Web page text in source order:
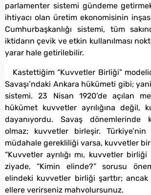
parlamenter sistemi gündeme
ihtiyacı olan üretim ekonomisinin
Cumhurbaşkanlığı sistemi, tüm
iktidarın çevik ve etkin kullanılması
yarar hale getirilebilir.
Kastettiğim “Kuvvetler Birliği”
Savaşı’ndaki Ankara hükümeti gibi;
sistemi. 23 Nisan 1920’de açılan
hükümet kuvvetler ayrılığına değil,
dayanıyordu. Savaş dönemlerinde
olmaz; kuvvetler birleşir.
müdahale gerekliliği varsa, kuvvetler
“Kuvvetler ayrılığı mı, kuvvetler
ziyade, “Kimin elinde?” sorusu
elindeki kuvvetler birliği şarttır;
ellere verirseniz mahvolursunuz.